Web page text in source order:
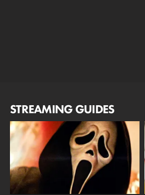
STREAMING GUIDES
PARAMOUNT+